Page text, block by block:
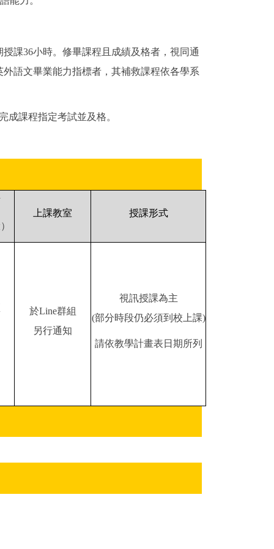
課36小時。修畢課程且成績及格者，視同通
語文畢業能力指標者，其補救課程依各學系
成課程指定考試並及格。
上課教室 授課形式
於Line群組
另行通知
視訊授課為主
(部分時段仍必須到校上課)
請依教學計畫表日期所列